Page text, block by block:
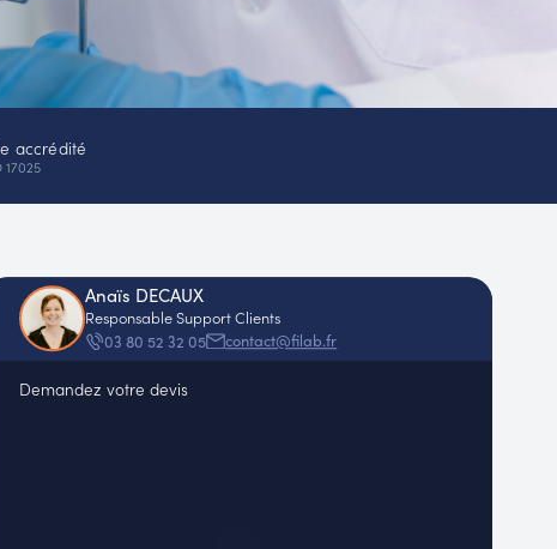
accrédité
17025
Anaïs DECAUX
Responsable Support Clients
03 80 52 32 05
contact@filab.fr
Demandez votre devis